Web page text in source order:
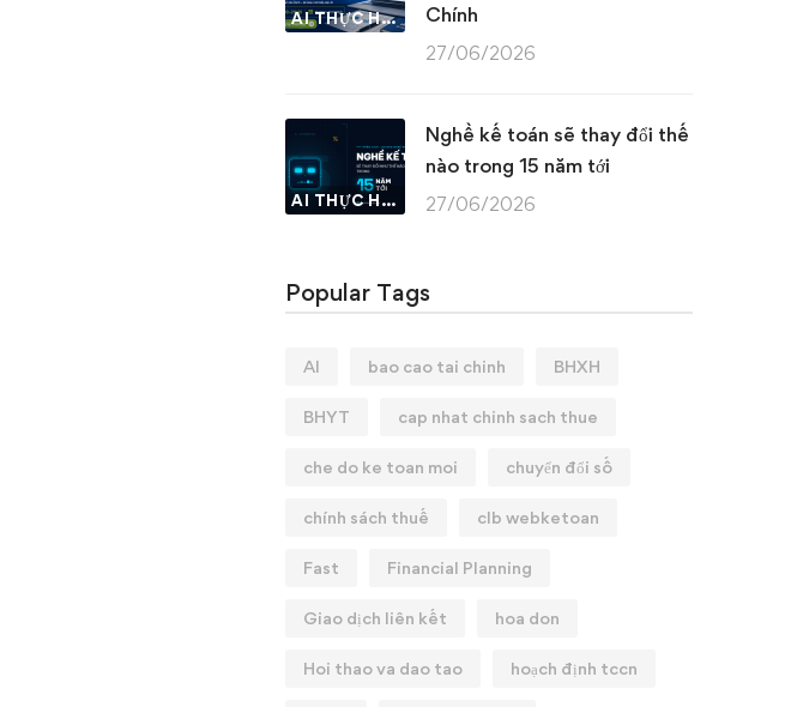
AI THỰC HÀNH
Chính
27/06/2026
AI THỰC HÀNH
Nghề kế toán sẽ thay đổi thế
nào trong 15 năm tới
27/06/2026
Popular Tags
AI bao cao tai chinh BHXH
BHYT cap nhat chinh sach thue
che do ke toan moi chuyển đổi số
chính sách thuế clb webketoan
Fast Financial Planning
Giao dịch liên kết hoa don
Hoi thao va dao tao hoạch định tccn